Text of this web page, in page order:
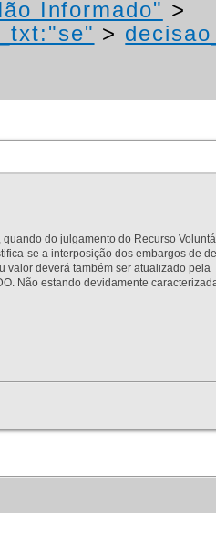
Informado" >
>
do julgamento do Recurso
se a interposição dos embargos de
deverá também ser atualizado pela
Não estando devidamente